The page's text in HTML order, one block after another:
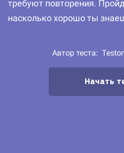
требуют повторения.
насколько хорошо ты
Автор теста:
Начать